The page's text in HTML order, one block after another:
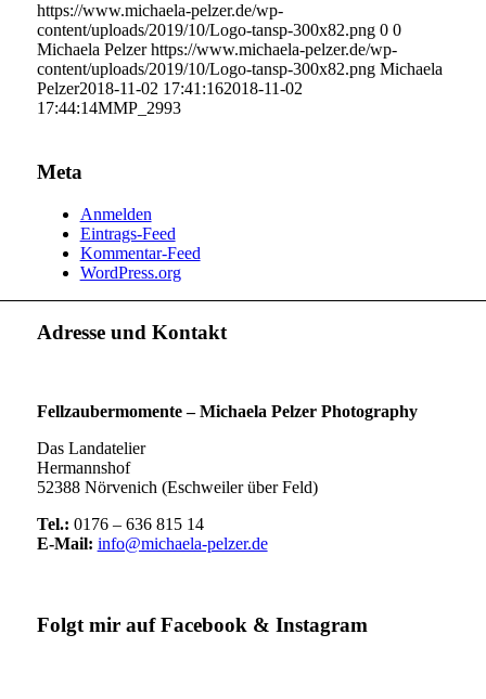
https://www.michaela-pelzer.de/wp-
content/uploads/2019/10/Logo-tansp-300x82.png 0 0
Michaela Pelzer https://www.michaela-pelzer.de/wp-
content/uploads/2019/10/Logo-tansp-300x82.png Michaela
Pelzer2018-11-02 17:41:162018-11-02
17:44:14MMP_2993
Meta
Anmelden
Eintrags-Feed
Kommentar-Feed
WordPress.org
Adresse und Kontakt
Fellzaubermomente –Michaela Pelzer Photography
Das Landatelier
Hermannshof
52388 Nörvenich (Eschweiler über Feld)
Tel.: 0176 – 636 815 14
E-Mail: info@michaela-pelzer.de
Folgt mir auf Facebook & Instagram